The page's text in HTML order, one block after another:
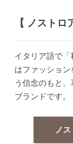
【 ノストロ
イタリア語で
はファッショ
う信念のもと
ブランドです。
ノ